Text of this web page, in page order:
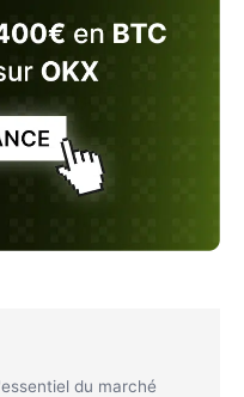
du marché